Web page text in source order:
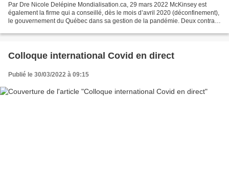
Par Dre Nicole Delépine Mondialisation.ca, 29 mars 2022 McKinsey est
également la firme qui a conseillé, dès le mois d’avril 2020 (déconfinement),
le gouvernement du Québec dans sa gestion de la pandémie. Deux contrats
Colloque international Covid en direct
Publié le 30/03/2022 à 09:15